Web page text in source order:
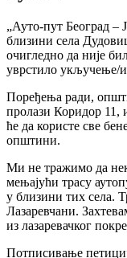
„Ауто-пут Београд –
близини села
очигледно да није
уврстило укључење/
Поређења ради,
пролази Коридор 11,
ће да користе све
општини.
Ми не тражимо да
мењајући трасу
у близини тих села.
Лазаревчани.
из лазаревачког
Потписивање